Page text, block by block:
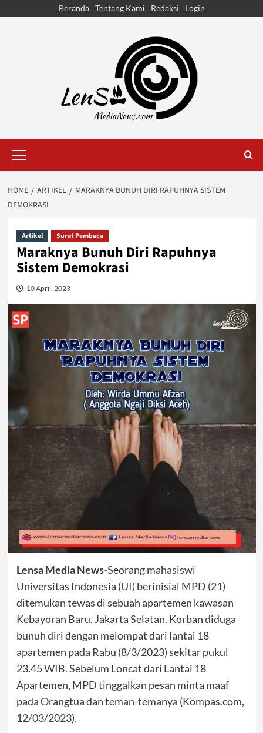
Beranda Tentang Kami Redaksi Login
Menu
HOME ARTIKEL
MARAKNYA BUNUH DIRI RAPUHNYA SISTEM
DEMOKRASI
Artikel Surat Pembaca
Maraknya Bunuh Diri Rapuhnya
Sistem Demokrasi
10 April, 2023
Lensa Media News-Seorang mahasiswi
Universitas Indonesia (UI) berinisial MPD (21)
ditemukan tewas di sebuah apartemen kawasan
Kebayoran Baru, Jakarta Selatan. Korban diduga
bunuh diri dengan melompat dari lantai 18
apartemen pada Rabu (8/3/2023) sekitar pukul
23.45 WIB. Sebelum Loncat dari Lantai 18
Apartemen, MPD tinggalkan pesan minta maaf
pada Orangtua dan teman-temanya (Kompas.com,
12/03/2023).